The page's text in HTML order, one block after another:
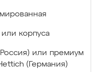
корпуса
или премиум
(Германия)